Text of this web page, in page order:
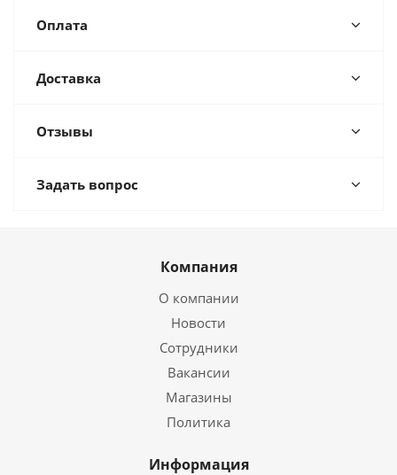
Оплата
Доставка
Отзывы
Задать вопрос
Компания
О компании
Новости
Сотрудники
Вакансии
Магазины
Политика
Информация